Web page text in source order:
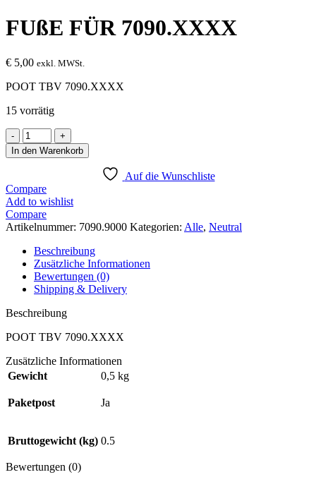
FUßE FÜR 7090.XXXX
€ 5,00 exkl. MWSt.
POOT TBV 7090.XXXX
15 vorrätig
FUßE
FÜR
7090.XXXX
In den Warenkorb
Auf die Wunschliste
Compare
Add to wishlist
Compare
Artikelnummer: 7090.9000 Kategorien: Alle, Neutral
Beschreibung
Zusätzliche Informationen
Bewertungen (0)
Shipping & Delivery
Beschreibung
POOT TBV 7090.XXXX
Zusätzliche Informationen
Gewicht
0,5 kg
Paketpost Ja
Bruttogewicht (kg) 0.5
Bewertungen (0)